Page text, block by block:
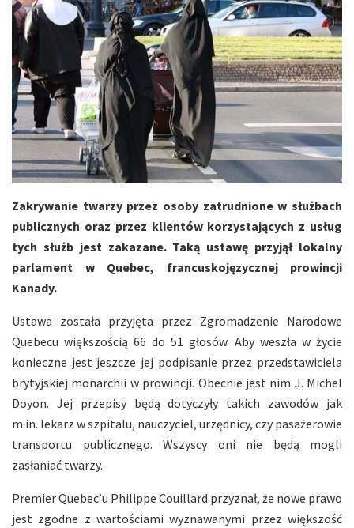
Zakrywanie twarzy przez osoby zatrudnione w służbach
publicznych oraz przez klientów korzystających z usług
tych służb jest zakazane. Taką ustawę przyjął lokalny
parlament w Quebec, francuskojęzycznej prowincji
Kanady.
Ustawa została przyjęta przez Zgromadzenie Narodowe
Quebecu większością 66 do 51 głosów. Aby weszła w życie
konieczne jest jeszcze jej podpisanie przez przedstawiciela
brytyjskiej monarchii w prowincji. Obecnie jest nim J. Michel
Doyon. Jej przepisy będą dotyczyły takich zawodów jak
m.in. lekarz w szpitalu, nauczyciel, urzędnicy, czy pasażerowie
transportu publicznego. Wszyscy oni nie będą mogli
zasłaniać twarzy.
Premier Quebec’u Philippe Couillard przyznał, że nowe prawo
jest zgodne z wartościami wyznawanymi przez większość